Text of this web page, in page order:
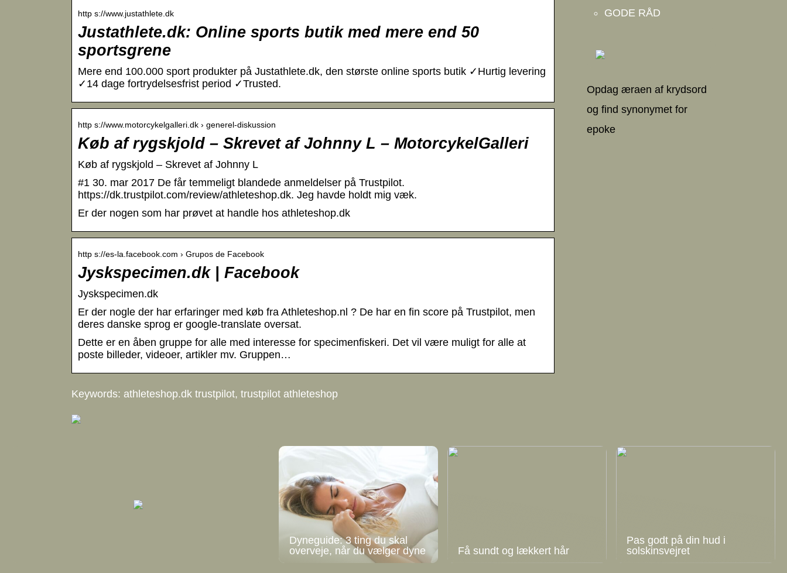
http s://www.justathlete.dk
Justathlete.dk: Online sports butik med mere end 50
sportsgrene
Mere end 100.000 sport produkter på Justathlete.dk, den største online sports butik ✓Hurtig levering
✓14 dage fortrydelsesfrist period ✓Trusted.
http s://www.motorcykelgalleri.dk › generel-diskussion
Køb af rygskjold – Skrevet af Johnny L – MotorcykelGalleri
Køb af rygskjold – Skrevet af Johnny L
#1 30. mar 2017 De får temmeligt blandede anmeldelser på Trustpilot.
https://dk.trustpilot.com/review/athleteshop.dk. Jeg havde holdt mig væk.
Er der nogen som har prøvet at handle hos athleteshop.dk
http s://es-la.facebook.com › Grupos de Facebook
Jyskspecimen.dk | Facebook
Jyskspecimen.dk
Er der nogle der har erfaringer med køb fra Athleteshop.nl ? De har en fin score på Trustpilot, men
deres danske sprog er google-translate oversat.
Dette er en åben gruppe for alle med interesse for specimenfiskeri. Det vil være muligt for alle at
poste billeder, videoer, artikler mv. Gruppen…
Keywords: athleteshop.dk trustpilot, trustpilot athleteshop
GODE RÅD
Opdag æraen af krydsord
og find synonymet for
epoke
Dyneguide: 3 ting du skal
overveje, når du vælger dyne
Få sundt og lækkert hår
Pas godt på din hud i
solskinsvejret